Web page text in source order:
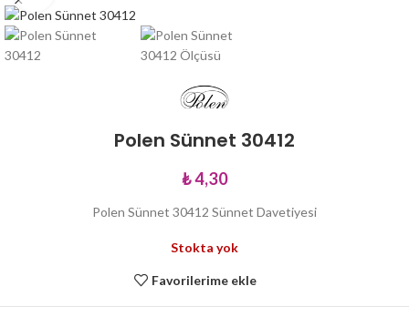
Polen Sünnet 30412
₺4,30
Polen Sünnet 30412 Sünnet Davetiyesi
Stokta yok
Favorilerime ekle